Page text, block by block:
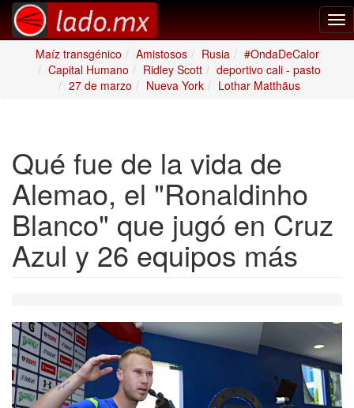
Maíz transgénico
Amistosos Rusia
#OndaDeCalor
Capital Humano
Ridley Scott
deportivo cali - pasto
27 de marzo
Nueva York Lothar Matthäus
Qué fue de la vida de
Alemao, el "Ronaldinho
Blanco" que jugó en Cruz
Azul y 26 equipos más